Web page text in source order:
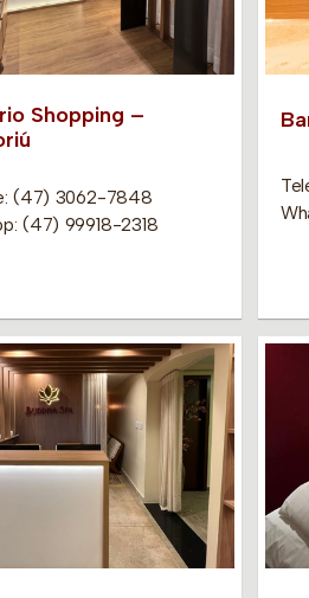
Shopping –
(47) 3062-7848
(47) 99918-2318